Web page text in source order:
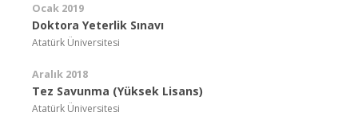
Ocak 2019
Doktora Yeterlik Sınavı
Atatürk Üniversitesi
Aralık 2018
Tez Savunma (Yüksek Lisans)
Atatürk Üniversitesi